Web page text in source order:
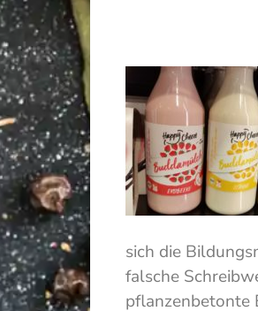
sich die
falsche
pflanzenbetonte